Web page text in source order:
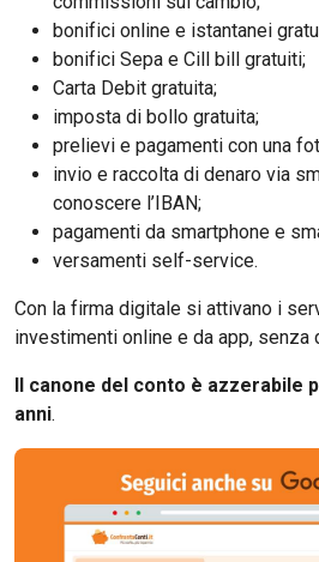
bonifici online e istantanei
bonifici Sepa e Cill bill gratuiti;
Carta Debit gratuita;
imposta di bollo gratuita;
prelievi e pagamenti con una
invio e raccolta di denaro via
conoscere l’IBAN;
pagamenti da smartphone e
versamenti self-service.
Con la firma digitale si attivano i
investimenti online e da app, senza
Il canone del conto è azzerabile
anni.